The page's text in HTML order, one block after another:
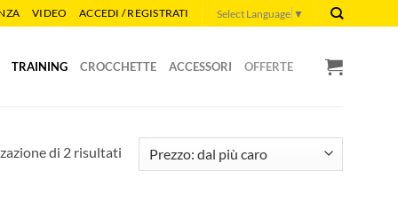
VIDEO ACCEDI / REGISTRATI Select Language ▼
TRAINING CROCCHETTE ACCESSORI OFFERTE
di 2 risultatiPrezzo:
dal